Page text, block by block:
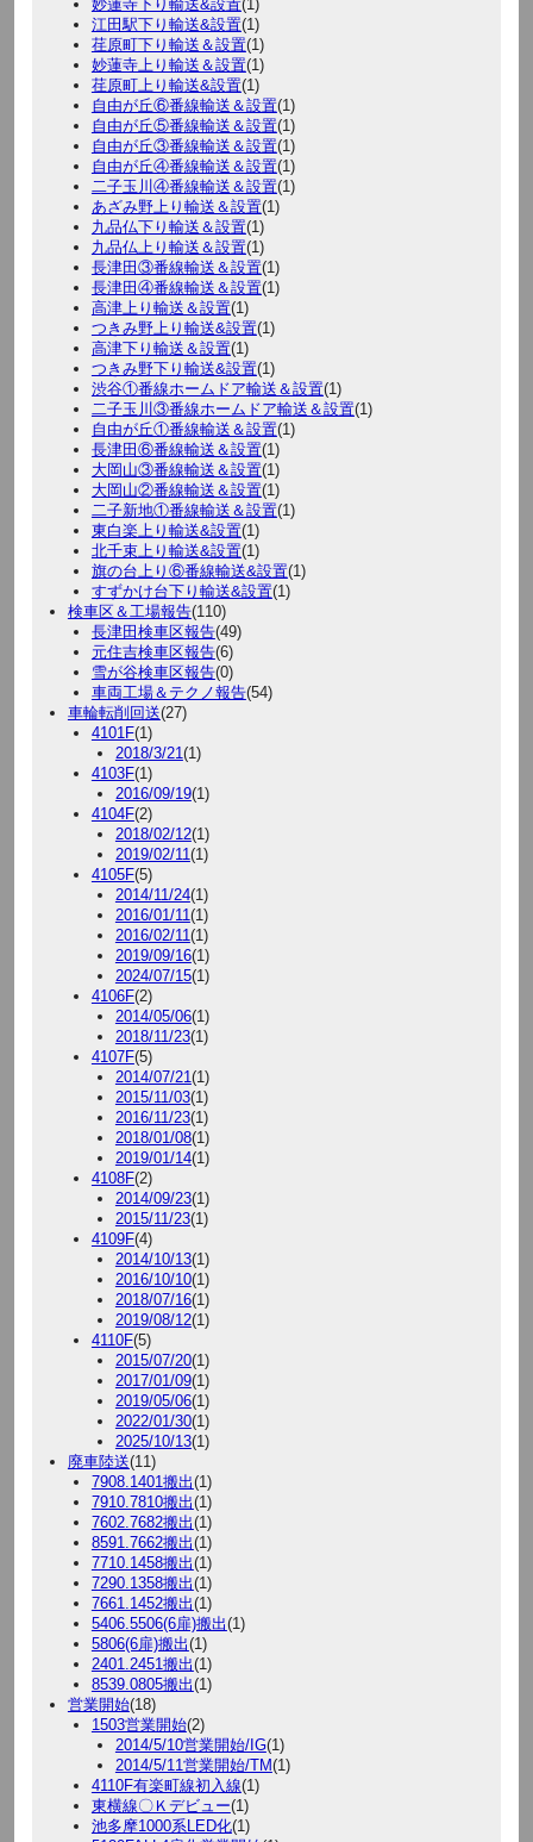
妙蓮寺下り輸送&設置(1)
江田駅下り輸送&設置(1)
荏原町下り輸送＆設置(1)
妙蓮寺上り輸送＆設置(1)
荏原町上り輸送&設置(1)
自由が丘⑥番線輸送＆設置(1)
自由が丘⑤番線輸送＆設置(1)
自由が丘③番線輸送＆設置(1)
自由が丘④番線輸送＆設置(1)
二子玉川④番線輸送＆設置(1)
あざみ野上り輸送＆設置(1)
九品仏下り輸送＆設置(1)
九品仏上り輸送＆設置(1)
長津田③番線輸送＆設置(1)
長津田④番線輸送＆設置(1)
高津上り輸送＆設置(1)
つきみ野上り輸送&設置(1)
高津下り輸送＆設置(1)
つきみ野下り輸送&設置(1)
渋谷①番線ホームドア輸送＆設置(1)
二子玉川③番線ホームドア輸送＆設置(1)
自由が丘①番線輸送＆設置(1)
長津田⑥番線輸送＆設置(1)
大岡山③番線輸送＆設置(1)
大岡山②番線輸送＆設置(1)
二子新地①番線輸送＆設置(1)
東白楽上り輸送&設置(1)
北千束上り輸送&設置(1)
旗の台上り⑥番線輸送&設置(1)
すずかけ台下り輸送&設置(1)
検車区＆工場報告(110)
長津田検車区報告(49)
元住吉検車区報告(6)
雪が谷検車区報告(0)
車両工場＆テクノ報告(54)
車輪転削回送(27)
4101F(1)
2018/3/21(1)
4103F(1)
2016/09/19(1)
4104F(2)
2018/02/12(1)
2019/02/11(1)
4105F(5)
2014/11/24(1)
2016/01/11(1)
2016/02/11(1)
2019/09/16(1)
2024/07/15(1)
4106F(2)
2014/05/06(1)
2018/11/23(1)
4107F(5)
2014/07/21(1)
2015/11/03(1)
2016/11/23(1)
2018/01/08(1)
2019/01/14(1)
4108F(2)
2014/09/23(1)
2015/11/23(1)
4109F(4)
2014/10/13(1)
2016/10/10(1)
2018/07/16(1)
2019/08/12(1)
4110F(5)
2015/07/20(1)
2017/01/09(1)
2019/05/06(1)
2022/01/30(1)
2025/10/13(1)
廃車陸送(11)
7908.1401搬出(1)
7910.7810搬出(1)
7602.7682搬出(1)
8591.7662搬出(1)
7710.1458搬出(1)
7290.1358搬出(1)
7661.1452搬出(1)
5406.5506(6扉)搬出(1)
5806(6扉)搬出(1)
2401.2451搬出(1)
8539.0805搬出(1)
営業開始(18)
1503営業開始(2)
2014/5/10営業開始/IG(1)
2014/5/11営業開始/TM(1)
4110F有楽町線初入線(1)
東横線〇Ｋデビュー(1)
池多摩1000系LED化(1)